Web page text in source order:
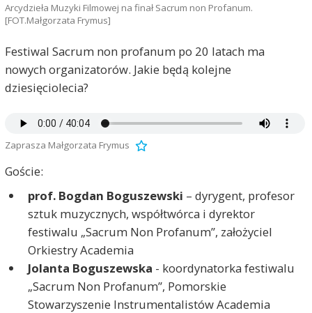
Arcydzieła Muzyki Filmowej na finał Sacrum non Profanum.
[FOT.Małgorzata Frymus]
Festiwal Sacrum non profanum po 20 latach ma
nowych organizatorów. Jakie będą kolejne
dziesięciolecia?
Zaprasza Małgorzata Frymus
Goście:
prof. Bogdan Boguszewski – dyrygent, profesor
sztuk muzycznych, współtwórca i dyrektor
festiwalu „Sacrum Non Profanum”, założyciel
Orkiestry Academia
Jolanta Boguszewska - koordynatorka festiwalu
„Sacrum Non Profanum”, Pomorskie
Stowarzyszenie Instrumentalistów Academia